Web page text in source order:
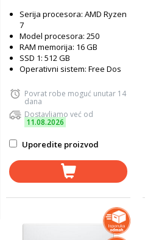
Serija procesora: AMD Ryzen
7
Model procesora: 250
RAM memorija: 16 GB
SSD 1: 512 GB
Operativni sistem: Free Dos
Povrat robe moguć unutar 14
dana
Dostavljamo već od
11.08.2026
Uporedite proizvod